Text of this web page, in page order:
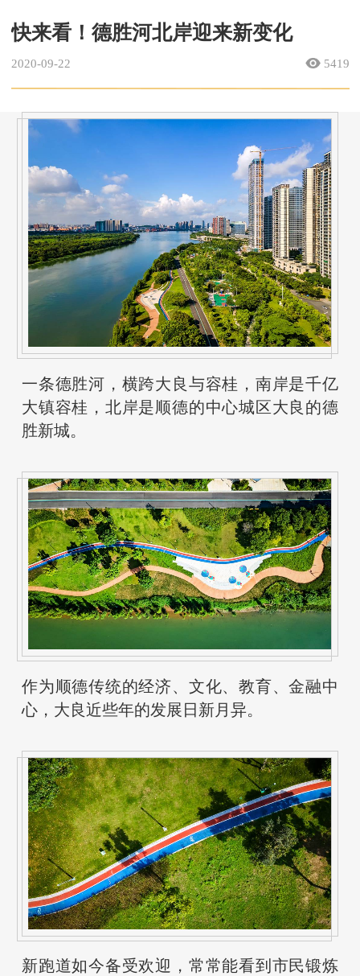
快来看！德胜河北岸迎来新变化
2020-09-22 5419
一条德胜河，横跨大良与容桂，南岸是千亿
大镇容桂，北岸是顺德的中心城区大良的德
胜新城。
作为顺德传统的经济、文化、教育、金融中
心，大良近些年的发展日新月异。
新跑道如今备受欢迎，常常能看到市民锻炼